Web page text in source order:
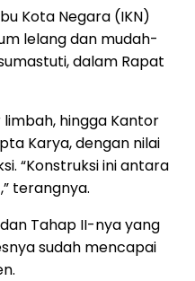
Kota Negara (IKN)
lelang dan mudah-
dalam Rapat
hingga Kantor
Karya, dengan nilai
“Konstruksi ini antara
terangnya.
Tahap II-nya yang
sudah mencapai